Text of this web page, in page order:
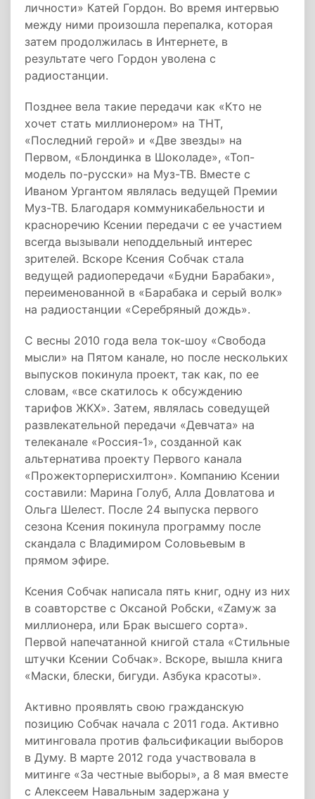
личности» Катей Гордон. Во время интервью
между ними произошла перепалка, которая
затем продолжилась в Интернете, в
результате чего Гордон уволена с
радиостанции.
Позднее вела такие передачи как «Кто не
хочет стать миллионером» на ТНТ,
«Последний герой» и «Две звезды» на
Первом, «Блондинка в Шоколаде», «Топ-
модель по-русски» на Муз-ТВ. Вместе с
Иваном Ургантом являлась ведущей Премии
Муз-ТВ. Благодаря коммуникабельности и
красноречию Ксении передачи с ее участием
всегда вызывали неподдельный интерес
зрителей. Вскоре Ксения Собчак стала
ведущей радиопередачи «Будни Барабаки»,
переименованной в «Барабака и серый волк»
на радиостанции «Серебряный дождь».
С весны 2010 года вела ток-шоу «Свобода
мысли» на Пятом канале, но после нескольких
выпусков покинула проект, так как, по ее
словам, «все скатилось к обсуждению
тарифов ЖКХ». Затем, являлась соведущей
развлекательной передачи «Девчата» на
телеканале «Россия-1», созданной как
альтернатива проекту Первого канала
«Прожекторперисхилтон». Компанию Ксении
составили: Марина Голуб, Алла Довлатова и
Ольга Шелест. После 24 выпуска первого
сезона Ксения покинула программу после
скандала с Владимиром Соловьевым в
прямом эфире.
Ксения Собчак написала пять книг, одну из них
в соавторстве с Оксаной Робски, «Zамуж за
миллионера, или Брак высшего сорта».
Первой напечатанной книгой стала «Стильные
штучки Ксении Собчак». Вскоре, вышла книга
«Маски, блески, бигуди. Азбука красоты».
Активно проявлять свою гражданскую
позицию Собчак начала с 2011 года. Активно
митинговала против фальсификации выборов
в Думу. В марте 2012 года участвовала в
митинге «За честные выборы», а 8 мая вместе
с Алексеем Навальным задержана у